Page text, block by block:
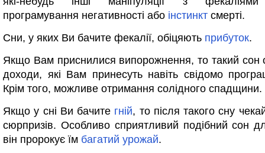
програмування негативності або інстинкт смерті.
Сни, у яких Ви бачите фекалії, обіцяють прибуток.
Якщо Вам приснилися випорожнення, то такий сон
доходи, які Вам принесуть навіть свідомо
Крім того, можливе отримання солідного спадщини.
Якщо у сні Ви бачите гній, то після такого сну
сюрпризів. Особливо сприятливий подібний сон
він пророкує їм багатий урожай.